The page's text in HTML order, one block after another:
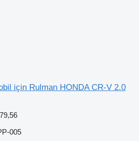
için Rulman HONDA CR-V 2.0
005